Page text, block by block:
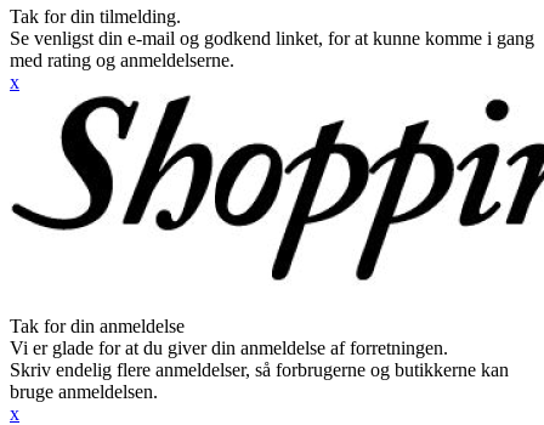
Tak for din tilmelding.
Se venligst din e-mail og godkend linket, for at kunne komme i gang
med rating og anmeldelserne.
x
Tak for din anmeldelse
Vi er glade for at du giver din anmeldelse af forretningen.
Skriv endelig flere anmeldelser, så forbrugerne og butikkerne kan
bruge anmeldelsen.
x